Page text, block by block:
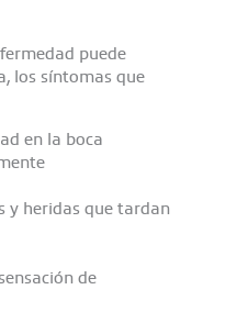
puede
los síntomas que
en la boca
y heridas que tardan
de